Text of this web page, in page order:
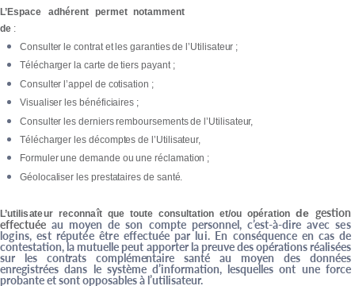
L’Espace adhérent permet notamment
de :
Consulter le contrat et les garanties de l’Utilisateur ;
Télécharger la carte de tiers payant ;
Consulter l’appel de cotisation ;
Visualiser les bénéficiaires ;
Consulter les derniers remboursements de l’Utilisateur,
Télécharger les décomptes de l’Utilisateur,
Formuler une demande ou une réclamation ;
Géolocaliser les prestataires de santé.
L’utilisateur reconnaît que toute consultationet/ouopérationde gestion
effectuéeau moyen de son comptepersonnel, c’est-à-direavecses
logins,est réputée être effectuéeparlui. Enconséquence en cas de
contestation, la mutuelle peut apporter la preuvedesopérations réalisées
sur les contrats complémentairesanté au moyen des données
enregistrées dans le systèmed’information, lesquelles ont uneforce
probante et sont opposables à l’utilisateur.